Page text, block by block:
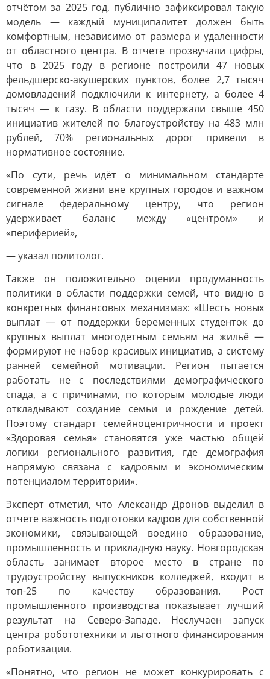
отчётом за 2025 год, публично зафиксировал такую
модель — каждый муниципалитет должен быть
комфортным, независимо от размера и удаленности
от областного центра. В отчете прозвучали цифры,
что в 2025 году в регионе построили 47 новых
фельдшерско-акушерских пунктов, более 2,7 тысяч
домовладений подключили к интернету, а более 4
тысяч — к газу. В области поддержали свыше 450
инициатив жителей по благоустройству на 483 млн
рублей, 70% региональных дорог привели в
нормативное состояние.
«По сути, речь идёт о минимальном стандарте
современной жизни вне крупных городов и важном
сигнале федеральному центру, что регион
удерживает баланс между «центром» и
«периферией»,
— указал политолог.
Также он положительно оценил продуманность
политики в области поддержки семей, что видно в
конкретных финансовых механизмах: «Шесть новых
выплат — от поддержки беременных студенток до
крупных выплат многодетным семьям на жильё —
формируют не набор красивых инициатив, а систему
ранней семейной мотивации. Регион пытается
работать не с последствиями демографического
спада, а с причинами, по которым молодые люди
откладывают создание семьи и рождение детей.
Поэтому стандарт семейноцентричности и проект
«Здоровая семья» становятся уже частью общей
логики регионального развития, где демография
напрямую связана с кадровым и экономическим
потенциалом территории».
Эксперт отметил, что Александр Дронов выделил в
отчете важность подготовки кадров для собственной
экономики, связывающей воедино образование,
промышленность и прикладную науку. Новгородская
область занимает второе место в стране по
трудоустройству выпускников колледжей, входит в
топ-25 по качеству образования. Рост
промышленного производства показывает лучший
результат на Северо-Западе. Неслучаен запуск
центра робототехники и льготного финансирования
роботизации.
«Понятно, что регион не может конкурировать с